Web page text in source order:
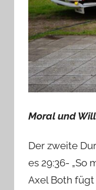
Moral und
Der zweite
es 29:36- „So
Axel Both fügt